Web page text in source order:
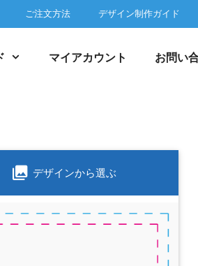
ご注文方法 デザイン制作ガイド
マイアカウント お問い
デザインから選ぶ